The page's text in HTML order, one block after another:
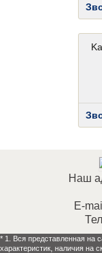
Наш
E-
* 1. Вся представленная на
характеристик, наличия на